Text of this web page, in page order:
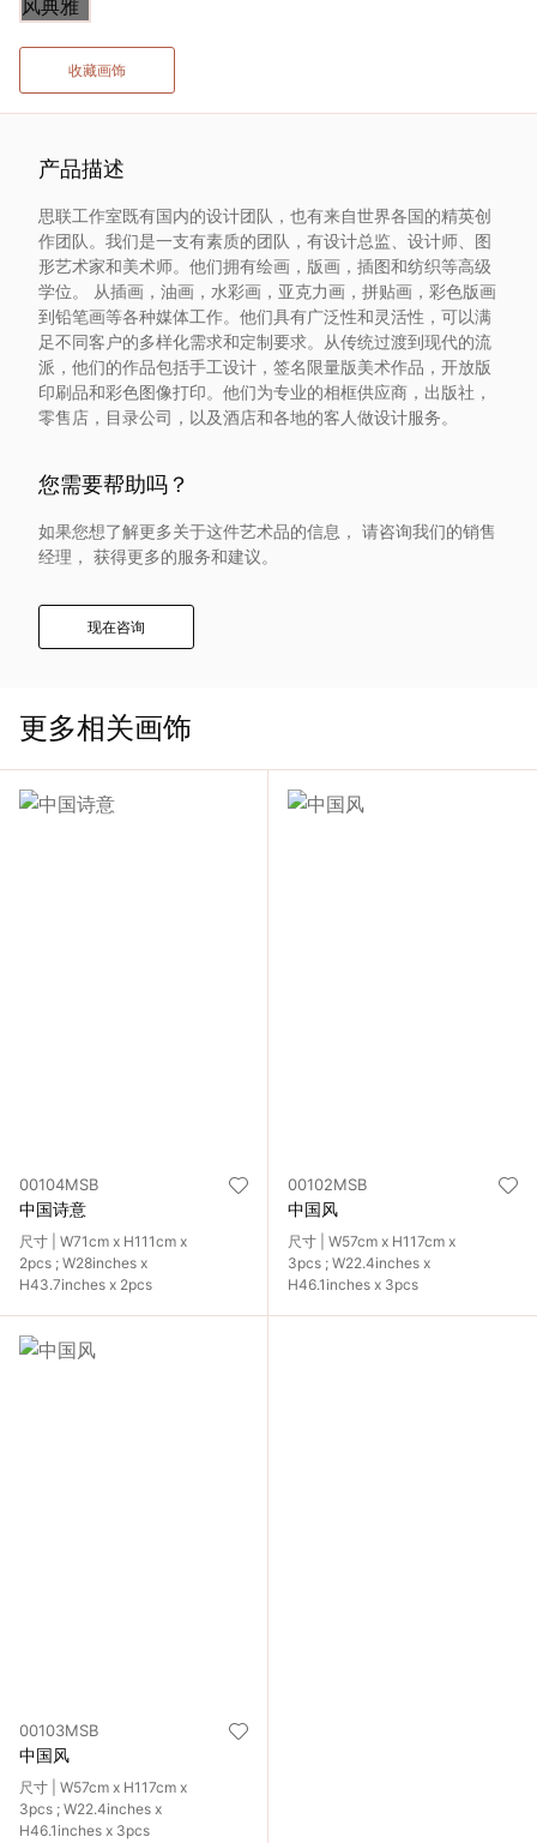
感
入
我
们
联
系
我
们
言
收藏画饰
产品描述
思联工作室既有国内的设计团队，也有来自世界各国的精英创
作团队。我们是一支有素质的团队，有设计总监、设计师、图
形艺术家和美术师。他们拥有绘画，版画，插图和纺织等高级
学位。 从插画，油画，水彩画，亚克力画，拼贴画，彩色版画
到铅笔画等各种媒体工作。他们具有广泛性和灵活性，可以满
足不同客户的多样化需求和定制要求。从传统过渡到现代的流
派，他们的作品包括手工设计，签名限量版美术作品，开放版
印刷品和彩色图像打印。他们为专业的相框供应商，出版社，
零售店，目录公司，以及酒店和各地的客人做设计服务。
您需要帮助吗？
如果您想了解更多关于这件艺术品的信息， 请咨询我们的销售
经理， 获得更多的服务和建议。
现在咨询
更多相关画饰
00104MSB
中国诗意
尺寸 | W71cm x H111cm x
2pcs ; W28inches x
H43.7inches x 2pcs
00102MSB
中国风
尺寸 | W57cm x H117cm x
3pcs ; W22.4inches x
H46.1inches x 3pcs
00103MSB
中国风
尺寸 | W57cm x H117cm x
3pcs ; W22.4inches x
H46.1inches x 3pcs